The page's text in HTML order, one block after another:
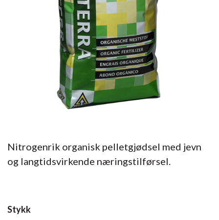
Nitrogenrik organisk pelletgjødsel med jevn
og langtidsvirkende næringstilførsel.
Stykk